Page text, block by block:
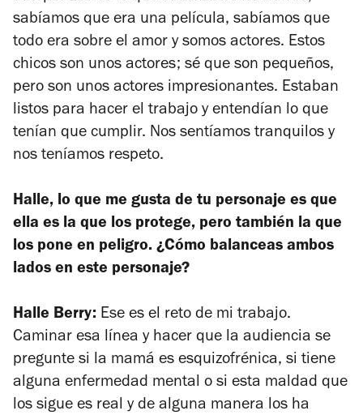
sabíamos que era una película, sabíamos que
todo era sobre el amor y somos actores. Estos
chicos son unos actores; sé que son pequeños,
pero son unos actores impresionantes. Estaban
listos para hacer el trabajo y entendían lo que
tenían que cumplir. Nos sentíamos tranquilos y
nos teníamos respeto.
Halle, lo que me gusta de tu personaje es que
ella es la que los protege, pero también la que
los pone en peligro. ¿Cómo balanceas ambos
lados en este personaje?
Halle Berry: Ese es el reto de mi trabajo.
Caminar esa línea y hacer que la audiencia se
pregunte si la mamá es esquizofrénica, si tiene
alguna enfermedad mental o si esta maldad que
los sigue es real y de alguna manera los ha